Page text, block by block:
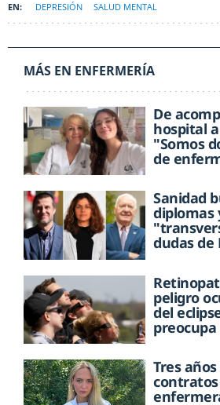
DEPRESIÓN SALUD MENTAL
MÁS EN ENFERMERÍA
De
hospital
"Somos
de
Sanidad
diplomas
dudas de
peligro
del
Tres
contratos